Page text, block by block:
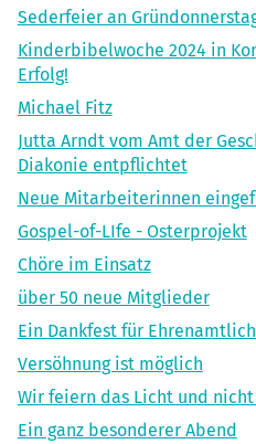
Sederfeier an
Kinderbibelwoche 2024 in
Erfolg!
Michael Fitz
Jutta Arndt vom Amt der
Diakonie entpflichtet
Neue Mitarbeiterinnen
Gospel-of-LIfe - Osterprojekt
Chöre im Einsatz
über 50 neue Mitglieder
Ein Dankfest für
Versöhnung ist möglich
Wir feiern das Licht und
Ein ganz besonderer Abend